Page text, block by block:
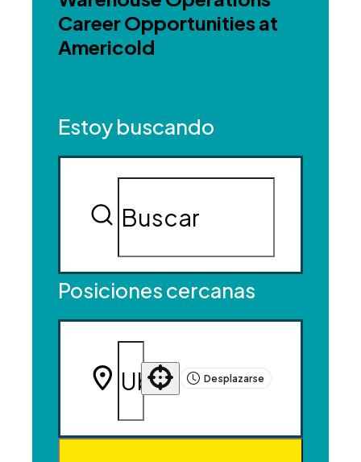
Career Opportunities at
Americold
Estoy buscando
Posiciones cercanas
Desplazarse